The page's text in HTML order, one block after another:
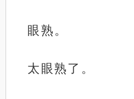
眼熟。
太眼熟了。